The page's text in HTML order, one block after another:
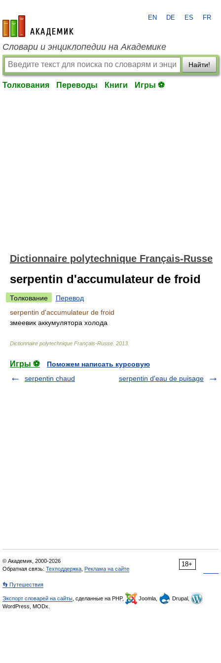
academic.ru
EN DE ES FR
Словари и энциклопедии на Академике
Найти!
Толкования Переводы Книги Игры ⚽
Dictionnaire polytechnique Français-Russe
serpentin d'accumulateur de froid
Толкование
Перевод
serpentin d'accumulateur de froid
змеевик аккумулятора холода
Dictionnaire polytechnique Français-Russe 2013
Игры ⚽
Поможем написать курсовую
serpentin chaud
serpentin d'eau de puisage
18+
© Академик, 2000-2026
Обратная связь: Техподдержка Реклама на сайте
👣 Путешествия
Экспорт словарей на сайты , сделанные на PHP, Joomla,
Drupal,
WordPress, MODx.